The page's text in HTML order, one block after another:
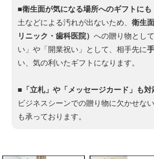
■衛生面が気になる場所へのギフトにも
土などによる汚れが出ないため、 衛生面
リニック・歯科医院） への贈り物とし
い」や「開業祝い」として、相手先に
い、気の利いたギフトになります。
■「立札」や「メッセージカード」も対
ビジネスシーンでの贈り物に欠かせない
も承っております。